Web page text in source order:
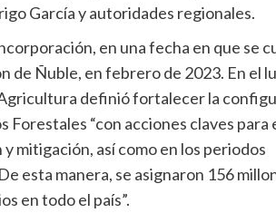
García y autoridades regionales.
en una fecha en que se
de Ñuble, en febrero de 2023. En el
definió fortalecer la
“con acciones claves para
mitigación, así como en los periodos
esta manera, se asignaron 156
en todo el país”.